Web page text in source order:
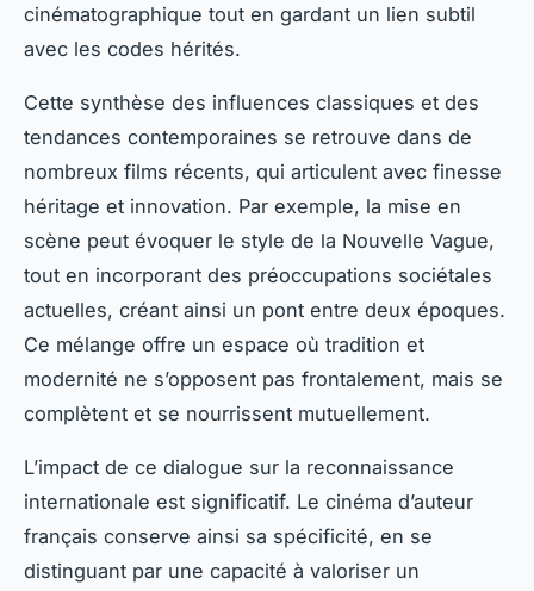
cinématographique tout en gardant un lien subtil
avec les codes hérités.
Cette synthèse des influences classiques et des
tendances contemporaines se retrouve dans de
nombreux films récents, qui articulent avec finesse
héritage et innovation. Par exemple, la mise en
scène peut évoquer le style de la Nouvelle Vague,
tout en incorporant des préoccupations sociétales
actuelles, créant ainsi un pont entre deux époques.
Ce mélange offre un espace où tradition et
modernité ne s’opposent pas frontalement, mais se
complètent et se nourrissent mutuellement.
L’impact de ce dialogue sur la reconnaissance
internationale est significatif. Le cinéma d’auteur
français conserve ainsi sa spécificité, en se
distinguant par une capacité à valoriser un